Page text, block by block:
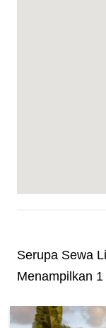
Serupa Sewa
Menampilkan